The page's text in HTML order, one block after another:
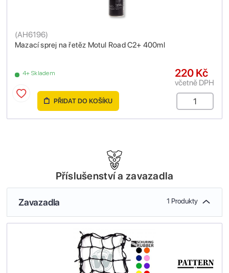
Mazací sprej na řetěz Motul Road C2+ 400ml
(AH6196)
4+ Skladem 220 Kč
včetně DPH
PŘIDAT DO KOŠÍKU
Příslušenství a zavazadla
Zavazadla 1 Produkty